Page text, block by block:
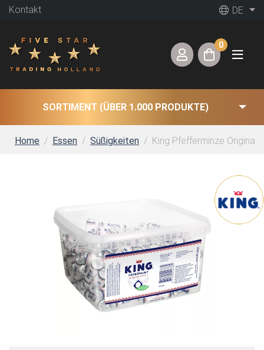
Kontakt DE
0
SORTIMENT (ÜBER 1.000 PRODUKTE)
Home Essen Süßigkeiten King Pfefferminze Original